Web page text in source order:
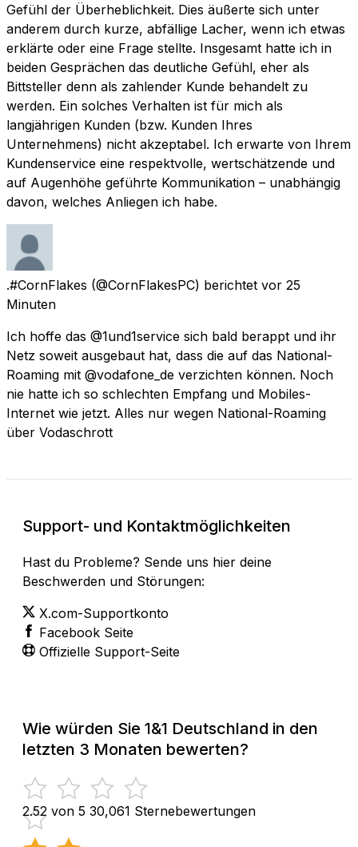
Gefühl der Überheblichkeit. Dies äußerte sich unter
anderem durch kurze, abfällige Lacher, wenn ich etwas
erklärte oder eine Frage stellte. Insgesamt hatte ich in
beiden Gesprächen das deutliche Gefühl, eher als
Bittsteller denn als zahlender Kunde behandelt zu
werden. Ein solches Verhalten ist für mich als
langjährigen Kunden (bzw. Kunden Ihres
Unternehmens) nicht akzeptabel. Ich erwarte von Ihrem
Kundenservice eine respektvolle, wertschätzende und
auf Augenhöhe geführte Kommunikation – unabhängig
davon, welches Anliegen ich habe.
.#CornFlakes (@CornFlakesPC) berichtet vor 25
Minuten
Ich hoffe das @1und1service sich bald berappt und ihr
Netz soweit ausgebaut hat, dass die auf das National-
Roaming mit @vodafone_de verzichten können. Noch
nie hatte ich so schlechten Empfang und Mobiles-
Internet wie jetzt. Alles nur wegen National-Roaming
über Vodaschrott
Support- und Kontaktmöglichkeiten
Hast du Probleme? Sende uns hier deine
Beschwerden und Störungen:
X.com-Supportkonto
Facebook Seite
Offizielle Support-Seite
Wie würden Sie 1&1 Deutschland in den
letzten 3 Monaten bewerten?
2.52 von 5 30,061 Sternebewertungen